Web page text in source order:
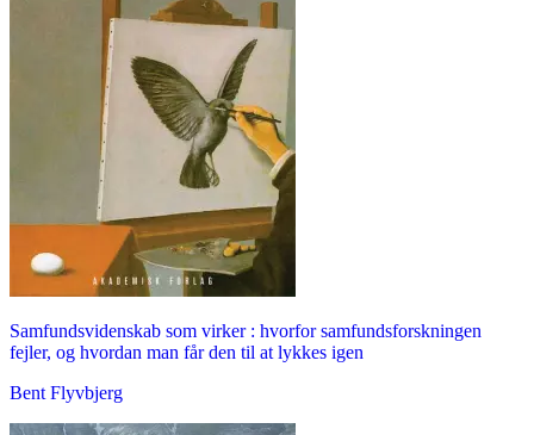
Samfundsvidenskab som virker : hvorfor samfundsforskningen
fejler, og hvordan man får den til at lykkes igen
Bent Flyvbjerg